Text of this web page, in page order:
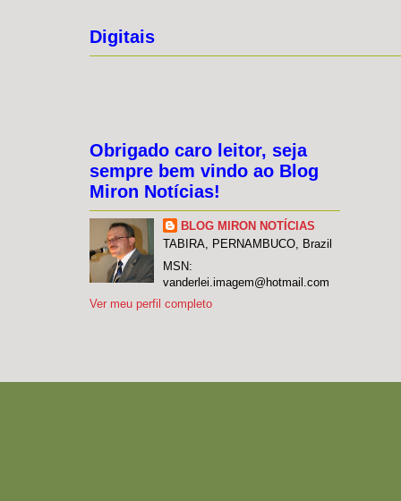
Digitais
Obrigado caro leitor, seja
sempre bem vindo ao Blog
Miron Notícias!
BLOG MIRON NOTÍCIAS
TABIRA, PERNAMBUCO, Brazil
MSN:
vanderlei.imagem@hotmail.com
Ver meu perfil completo